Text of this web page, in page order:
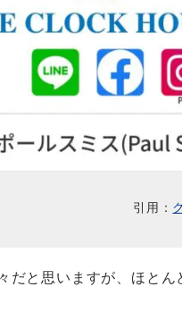
引用：
だと思いますが、ほと